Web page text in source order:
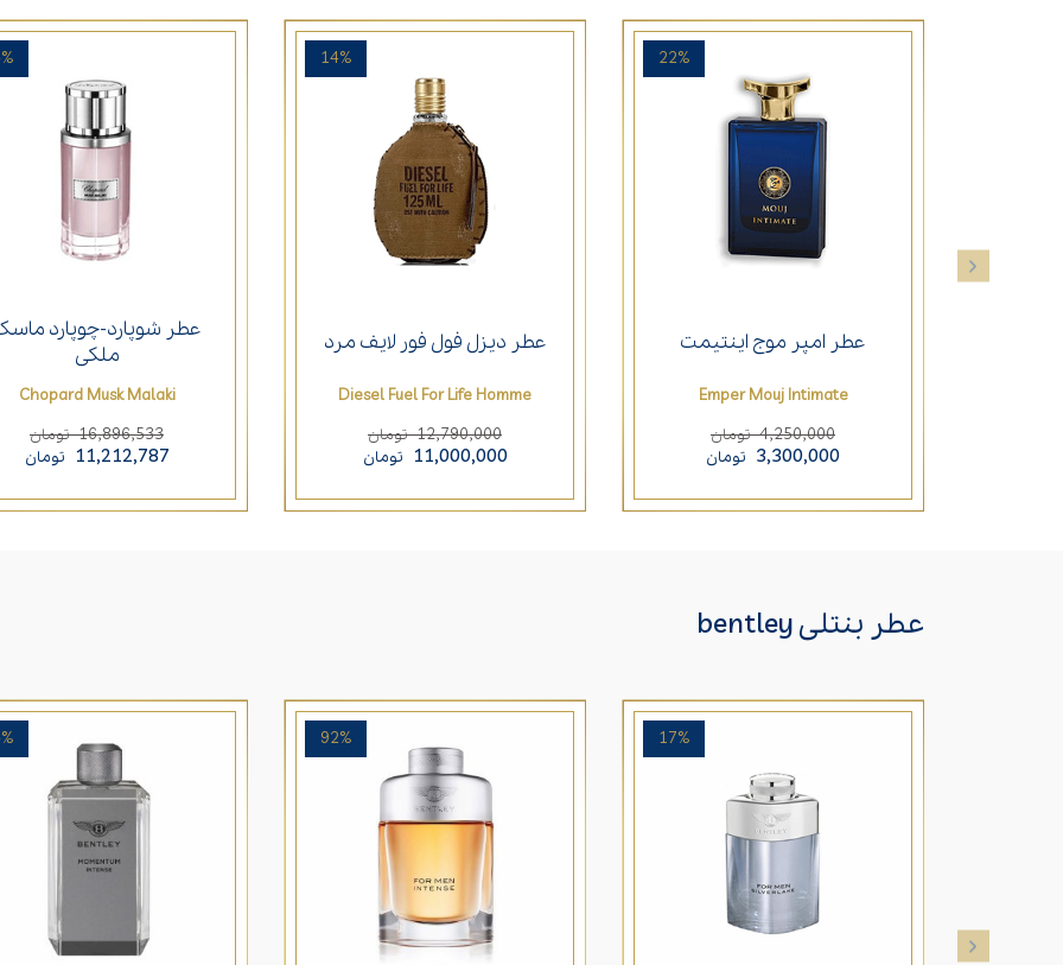
22%
عطر امپر موج اینتیمت
Emper Mouj Intimate
4,250,000 تومان
3,300,000 تومان
14%
عطر دیزل فول فور لایف مرد
Diesel Fuel For Life Homme
12,790,000 تومان
11,000,000 تومان
عطر شوپارد-چوپارد
ملکی
Chopard Musk Malaki
16,896,533 تومان
11,212,787 تومان
عطر بنتلی bentley
17%
92%